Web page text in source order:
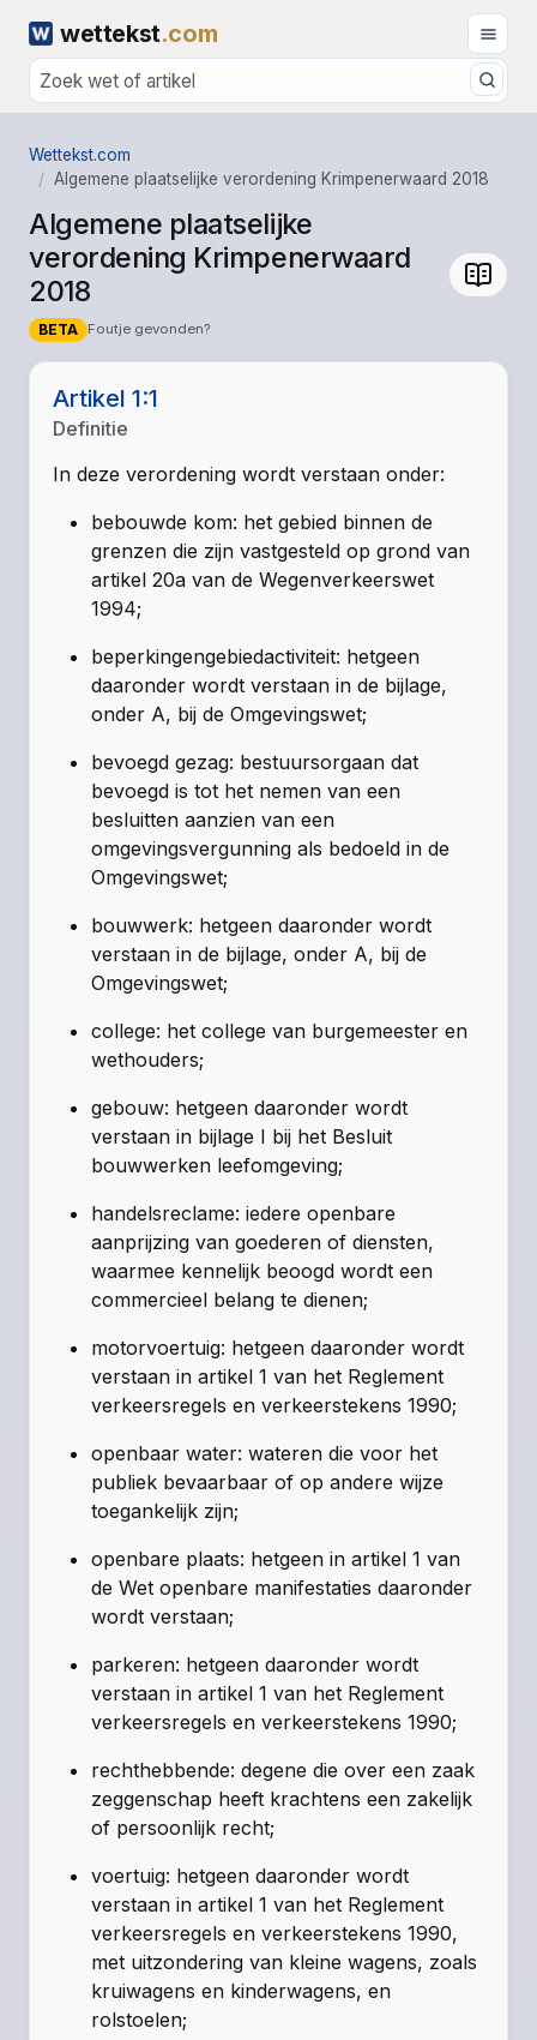
wettekst.com
Wettekst.com
Algemene plaatselijke verordening Krimpenerwaard 2018
Algemene plaatselijke
verordening Krimpenerwaard
2018
BETA Foutje gevonden?
Artikel 1:1
Definitie
In deze verordening wordt verstaan onder:
bebouwde kom: het gebied binnen de
grenzen die zijn vastgesteld op grond van
artikel 20a van de Wegenverkeerswet
1994;
beperkingengebiedactiviteit: hetgeen
daaronder wordt verstaan in de bijlage,
onder A, bij de Omgevingswet;
bevoegd gezag: bestuursorgaan dat
bevoegd is tot het nemen van een
besluitten aanzien van een
omgevingsvergunning als bedoeld in de
Omgevingswet;
bouwwerk: hetgeen daaronder wordt
verstaan in de bijlage, onder A, bij de
Omgevingswet;
college: het college van burgemeester en
wethouders;
gebouw: hetgeen daaronder wordt
verstaan in bijlage I bij het Besluit
bouwwerken leefomgeving;
handelsreclame: iedere openbare
aanprijzing van goederen of diensten,
waarmee kennelijk beoogd wordt een
commercieel belang te dienen;
motorvoertuig: hetgeen daaronder wordt
verstaan in artikel 1 van het Reglement
verkeersregels en verkeerstekens 1990;
openbaar water: wateren die voor het
publiek bevaarbaar of op andere wijze
toegankelijk zijn;
openbare plaats: hetgeen in artikel 1 van
de Wet openbare manifestaties daaronder
wordt verstaan;
parkeren: hetgeen daaronder wordt
verstaan in artikel 1 van het Reglement
verkeersregels en verkeerstekens 1990;
rechthebbende: degene die over een zaak
zeggenschap heeft krachtens een zakelijk
of persoonlijk recht;
voertuig: hetgeen daaronder wordt
verstaan in artikel 1 van het Reglement
verkeersregels en verkeerstekens 1990,
met uitzondering van kleine wagens, zoals
kruiwagens en kinderwagens, en
rolstoelen;